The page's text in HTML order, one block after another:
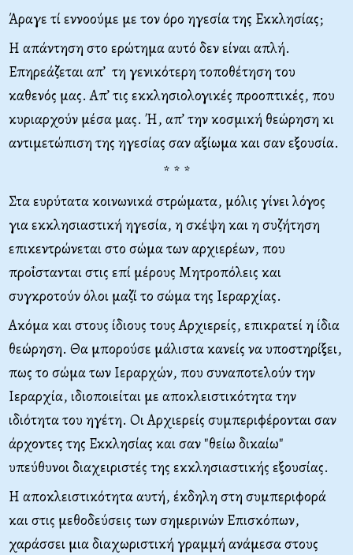
Άραγε τί εννοούμε με τον όρο ηγεσία της Εκκλησίας;
Η απάντηση στο ερώτημα αυτό δεν είναι απλή.
Επηρεάζεται απ’ τη γενικότερη τοποθέτηση του
καθενός μας. Απ’ τις εκκλησιολογικές προοπτικές, που
κυριαρχούν μέσα μας. Ή, απ’ την κοσμική θεώρηση κι
αντιμετώπιση της ηγεσίας σαν αξίωμα και σαν εξουσία.
* * *
Στα ευρύτατα κοινωνικά στρώματα, μόλις γίνει λόγος
για εκκλησιαστική ηγεσία, η σκέψη και η συζήτηση
επικεντρώνεται στο σώμα των αρχιερέων, που
προΐστανται στις επί μέρους Μητροπόλεις και
συγκροτούν όλοι μαζί το σώμα της Ιεραρχίας.
Ακόμα και στους ίδιους τους Αρχιερείς, επικρατεί η ίδια
θεώρηση. Θα μπορούσε μάλιστα κανείς να υποστηρίξει,
πως το σώμα των Ιεραρχών, που συναποτελούν την
Ιεραρχία, ιδιοποιείται με αποκλειστικότητα την
ιδιότητα του ηγέτη. Οι Αρχιερείς συμπεριφέρονται σαν
άρχοντες της Εκκλησίας και σαν "θείω δικαίω"
υπεύθυνοι διαχειριστές της εκκλησιαστικής εξουσίας.
Η αποκλειστικότητα αυτή, έκδηλη στη συμπεριφορά
και στις μεθοδεύσεις των σημερινών Επισκόπων,
χαράσσει μια διαχωριστική γραμμή ανάμεσα στους